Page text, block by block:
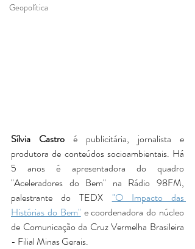
Geopolítica
Sílvia Castro é publicitária, jornalista e
produtora de conteúdos socioambientais. Há
5 anos é apresentadora do quadro
"Aceleradores do Bem" na Rádio 98FM,
palestrante do TEDX "O Impacto das
Histórias do Bem" e coordenadora do núcleo
de Comunicação da Cruz Vermelha Brasileira
- Filial Minas Gerais.